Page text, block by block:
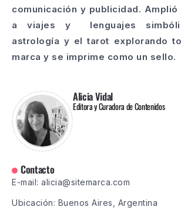
comunicación y publicidad.
a viajes y lenguajes
astrología y el tarot explorando
marca y se imprime como un sello.
Alicia Vidal
Editora y Curadora de Contenidos
Contacto
E-mail: alicia@sitemarca.com
Ubicación: Buenos Aires, Argentina